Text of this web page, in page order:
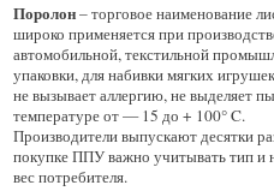
Поролон– торговое наименование
широко применяется при
автомобильной, текстильной
упаковки, для набивки мягких
не вызывает аллергию, не выделяет
температуре от — 15 до + 100° C.
Производители выпускают десятки
покупке ППУ важно учитывать тип и
вес потребителя.